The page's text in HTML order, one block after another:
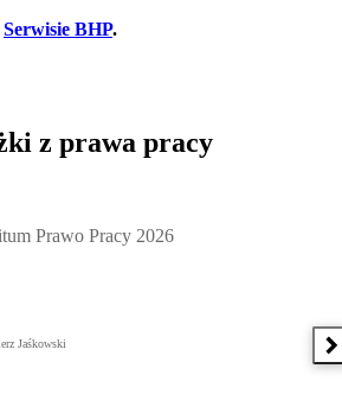
Serwisie BHP.
z prawa pracy
Pracy 2026, Kazimierz Jaśkowski -
Prawo Pracy 2026
Jaśkowski